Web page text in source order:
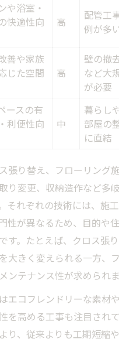
技術の進化が生活に与え
まいへ導く技術力の重要性
の技術習得法を徹底解説
校で学ぶ内装工事の魅力
豊かにする内装工事事例集
目指すなら内装工事技術
善に役立つ内装工事技術
で実現する心地よい空間設
ム技術習得のメリットとは
追求した内装工事の選び方
技術の比較と選択ポイント
た内装工事の選び方と工
を活用した内装工事の実
しい内装工事技術の特徴
ォームのポイントを徹底解
技術で叶えるサステナブ
や浴室・
快適性向
高
配管工
例が多
善や家族
じた空間
高
壁の撤
など大
が必要
ースの有
利便性向
中
暮らし
部屋の
に直結
張り替え、フローリング
り変更、収納造作など多
それぞれの技術には、施
性が異なるため、目的や
す。たとえば、クロス張
大きく変えられる一方、
ンテナンス性が求められま
エコフレンドリーな素材
を高める工事も注目されて
り、従来よりも工期短縮